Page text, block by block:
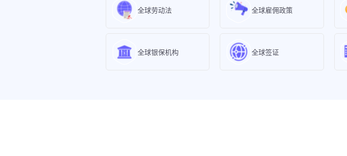
全球劳动法 全球雇佣政策
全球银保机构 全球签证